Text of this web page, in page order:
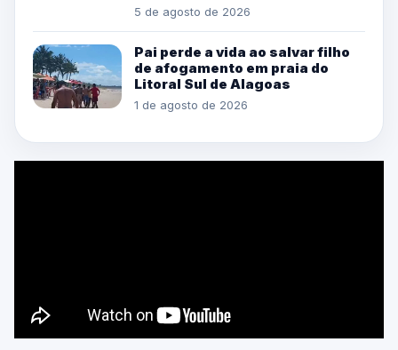
5 de agosto de 2026
Pai perde a vida ao salvar filho
de afogamento em praia do
Litoral Sul de Alagoas
1 de agosto de 2026